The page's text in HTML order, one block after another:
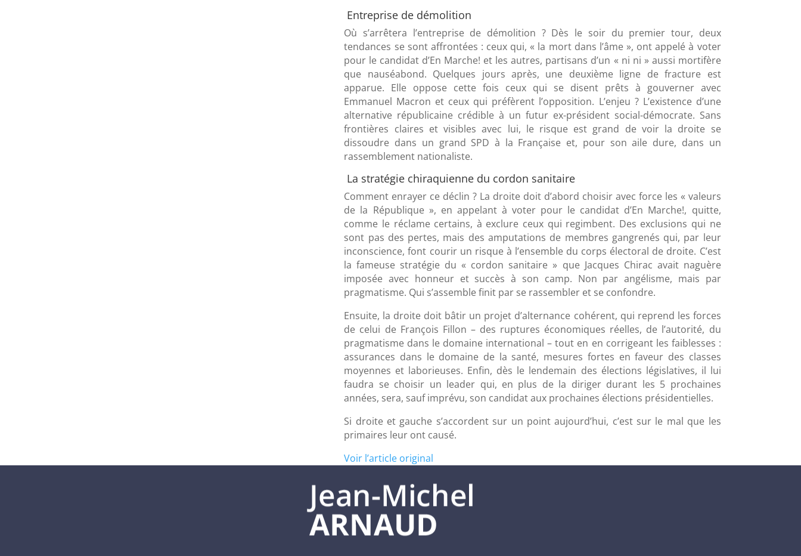
Entreprise de démolition
Où s’arrêtera l’entreprise de démolition ? Dès le soir du premier tour, deux
tendances se sont affrontées : ceux qui, « la mort dans l’âme », ont appelé à voter
pour le candidat d’En Marche! et les autres, partisans d’un « ni ni » aussi mortifère
que nauséabond. Quelques jours après, une deuxième ligne de fracture est
apparue. Elle oppose cette fois ceux qui se disent prêts à gouverner avec
Emmanuel Macron et ceux qui préfèrent l’opposition. L’enjeu ? L’existence d’une
alternative républicaine crédible à un futur ex-président social-démocrate. Sans
frontières claires et visibles avec lui, le risque est grand de voir la droite se
dissoudre dans un grand SPD à la Française et, pour son aile dure, dans un
rassemblement nationaliste.
La stratégie chiraquienne du cordon sanitaire
Comment enrayer ce déclin ? La droite doit d’abord choisir avec force les « valeurs
de la République », en appelant à voter pour le candidat d’En Marche!, quitte,
comme le réclame certains, à exclure ceux qui regimbent. Des exclusions qui ne
sont pas des pertes, mais des amputations de membres gangrenés qui, par leur
inconscience, font courir un risque à l’ensemble du corps électoral de droite. C’est
la fameuse stratégie du « cordon sanitaire » que Jacques Chirac avait naguère
imposée avec honneur et succès à son camp. Non par angélisme, mais par
pragmatisme. Qui s’assemble finit par se rassembler et se confondre.
Ensuite, la droite doit bâtir un projet d’alternance cohérent, qui reprend les forces
de celui de François Fillon – des ruptures économiques réelles, de l’autorité, du
pragmatisme dans le domaine international – tout en en corrigeant les faiblesses :
assurances dans le domaine de la santé, mesures fortes en faveur des classes
moyennes et laborieuses. Enfin, dès le lendemain des élections législatives, il lui
faudra se choisir un leader qui, en plus de la diriger durant les 5 prochaines
années, sera, sauf imprévu, son candidat aux prochaines élections présidentielles.
Si droite et gauche s’accordent sur un point aujourd’hui, c’est sur le mal que les
primaires leur ont causé.
Voir l’article original